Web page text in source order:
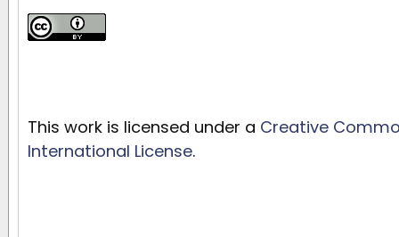
This work is licensed under a Creative
International License.